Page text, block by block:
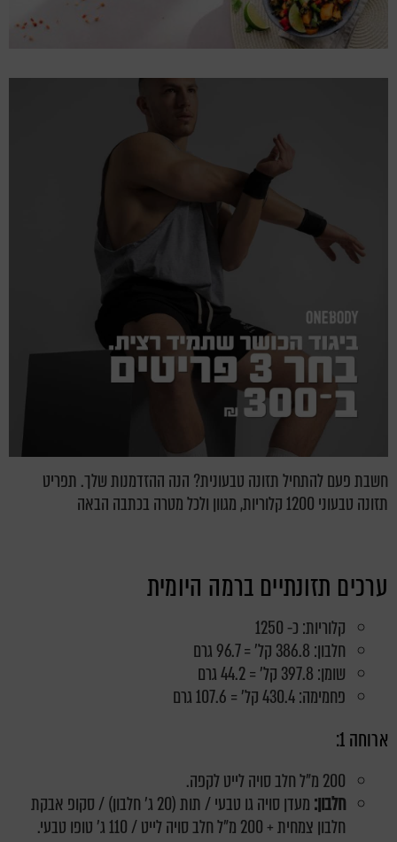
חשבת פעם להתחיל תזונה טבעונית? הנה ההזדמנות שלך. תפריט
תזונה טבעוני 1200 קלוריות, מגוון ולכל מטרה בכתבה הבאה
ערכים תזונתיים ברמה היומית
קלוריות: כ- 1250
חלבון: 386.8 קל' = 96.7 גרם
שומן: 397.8 קל' = 44.2 גרם
פחמימה: 430.4 קל' = 107.6 גרם
ארוחה 1:
200 מ"ל חלב סויה לייט לקפה.
חלבון:
מעדן סויה גו טבעי / תות (20 ג' חלבון) / סקופ אבקת
חלבון צמחית + 200 מ"ל חלב סויה לייט / 110 ג' טופו טבעי.